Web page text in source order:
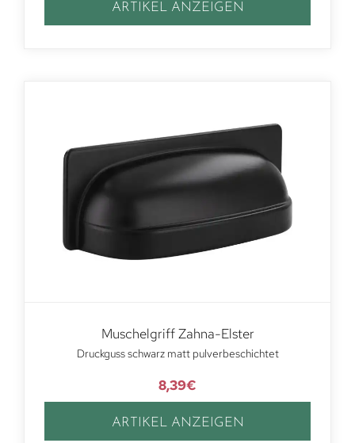
ARTIKEL ANZEIGEN
Muschelgriff Zahna-Elster
Druckguss schwarz matt pulverbeschichtet
8,39€
ARTIKEL ANZEIGEN